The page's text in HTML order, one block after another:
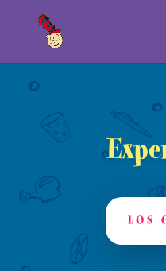
LOS